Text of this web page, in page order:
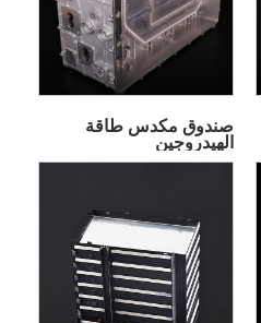
صندوق مكدس طاقة
الهيدروجين